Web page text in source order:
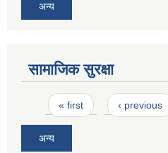
अन्य
सामाजिक सुरक्षा
Pages
« first ‹ previous
अन्य